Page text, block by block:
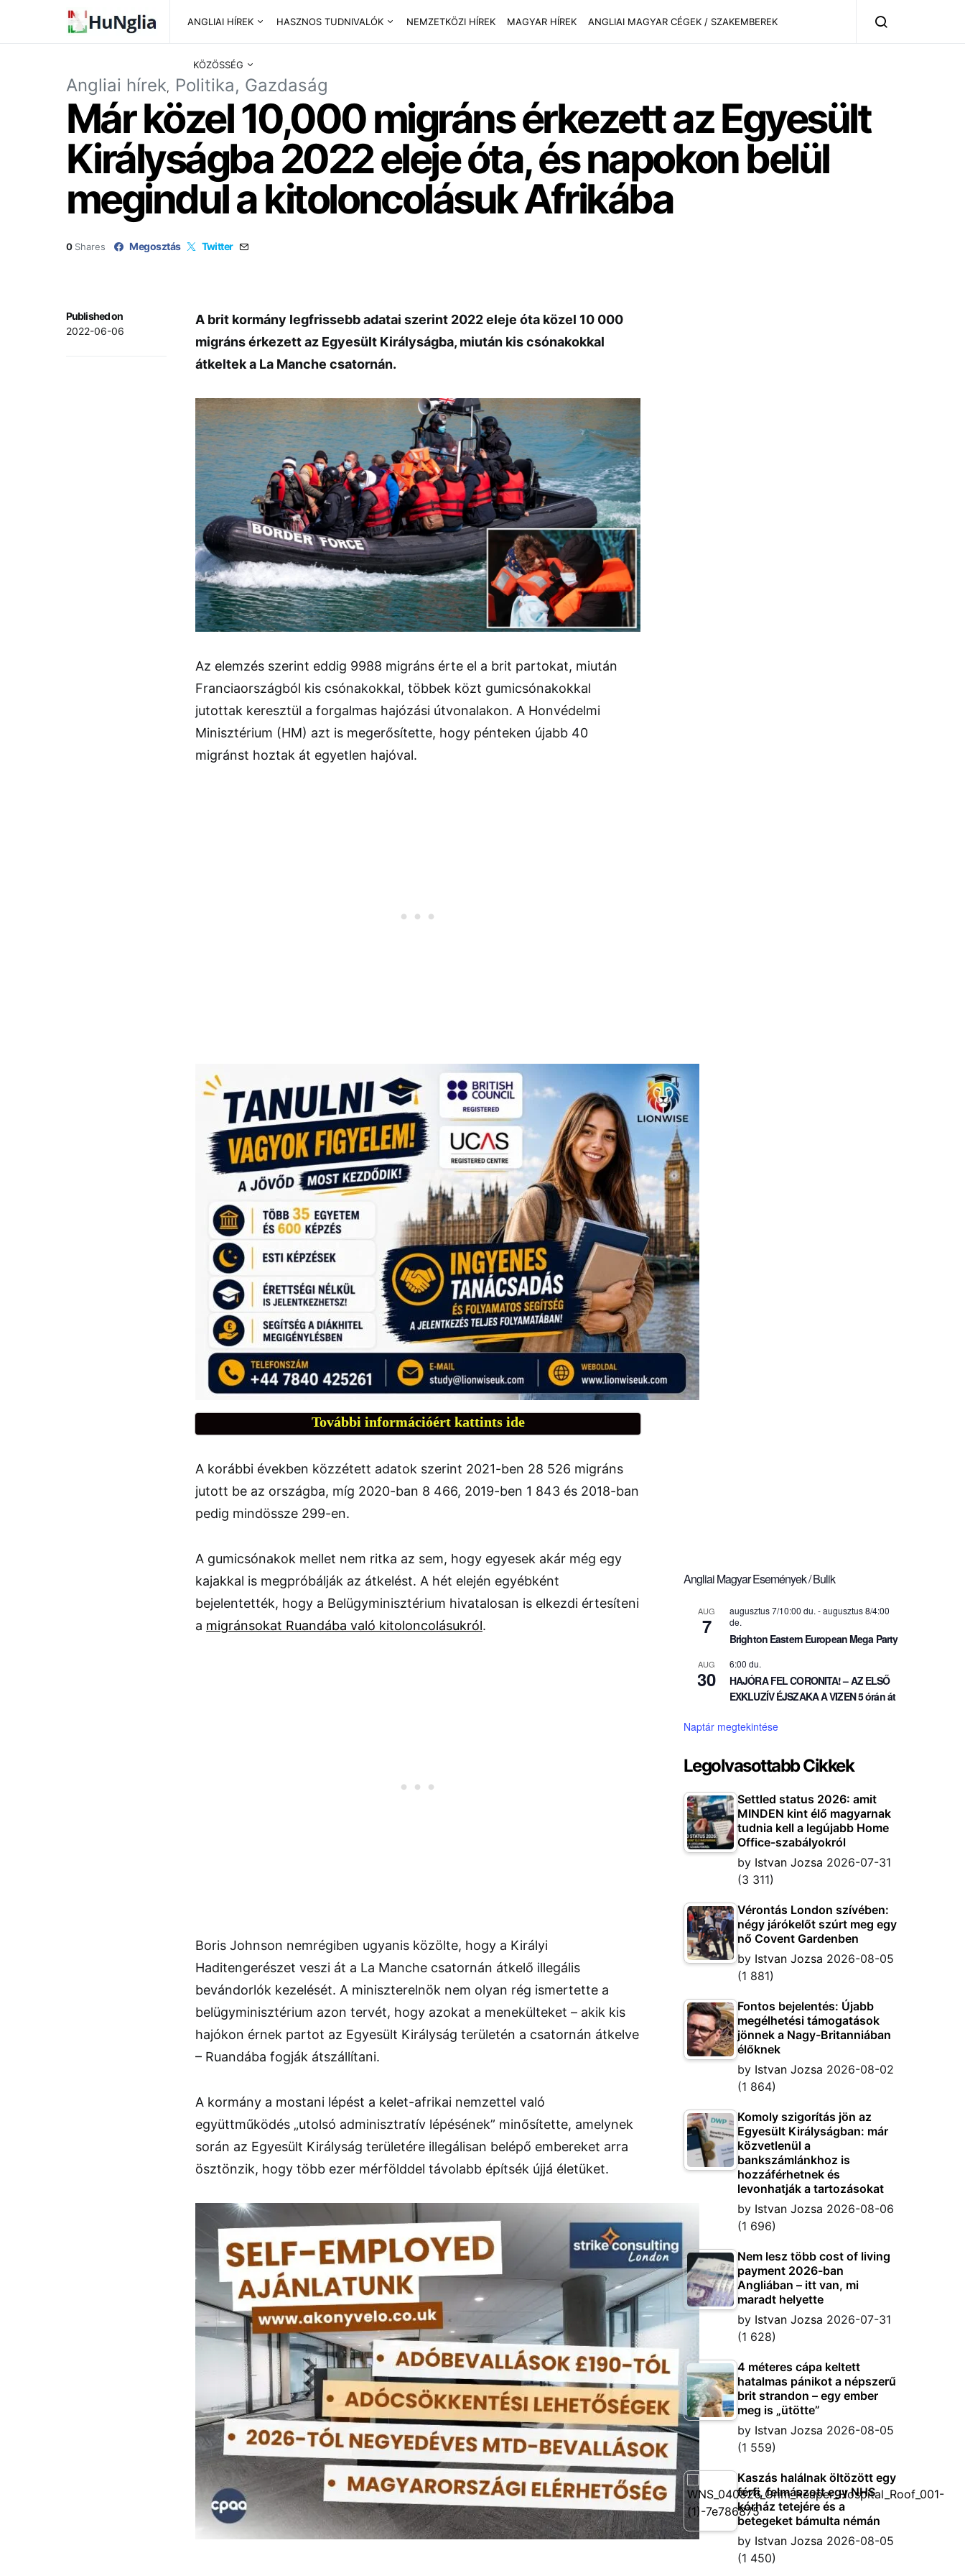
ANGLIAI HÍREK HASZNOS TUDNIVALÓK NEMZETKÖZI HÍREK MAGYAR HÍREK ANGLIAI MAGYAR CÉGEK / SZAKEMBEREK
KÖZÖSSÉG
Angliai hírek Politika, Gazdaság
Már közel 10,000 migráns érkezett az Egyesült
Királyságba 2022 eleje óta, és napokon belül
megindul a kitoloncolásuk Afrikába
0 Shares Megosztás Twitter
Published on
2022-06-06
A brit kormány legfrissebb adatai szerint 2022 eleje óta közel 10 000
migráns érkezett az Egyesült Királyságba, miután kis csónakokkal
átkeltek a La Manche csatornán.
Az elemzés szerint eddig 9988 migráns érte el a brit partokat, miután
Franciaországból kis csónakokkal, többek közt gumicsónakokkal
jutottak keresztül a forgalmas hajózási útvonalakon. A Honvédelmi
Minisztérium (HM) azt is megerősítette, hogy pénteken újabb 40
migránst hoztak át egyetlen hajóval.
További információért kattints ide
A korábbi években közzétett adatok szerint 2021-ben 28 526 migráns
jutott be az országba, míg 2020-ban 8 466, 2019-ben 1 843 és 2018-ban
pedig mindössze 299-en.
A gumicsónakok mellet nem ritka az sem, hogy egyesek akár még egy
kajakkal is megpróbálják az átkelést. A hét elején egyébként
bejelentették, hogy a Belügyminisztérium hivatalosan is elkezdi értesíteni
a migránsokat Ruandába való kitoloncolásukról.
Boris Johnson nemrégiben ugyanis közölte, hogy a Királyi
Haditengerészet veszi át a La Manche csatornán átkelő illegális
bevándorlók kezelését. A miniszterelnök nem olyan rég ismertette a
belügyminisztérium azon tervét, hogy azokat a menekülteket – akik kis
hajókon érnek partot az Egyesült Királyság területén a csatornán átkelve
– Ruandába fogják átszállítani.
A kormány a mostani lépést a kelet-afrikai nemzettel való
együttműködés „utolsó adminisztratív lépésének” minősítette, amelynek
során az Egyesült Királyság területére illegálisan belépő embereket arra
ösztönzik, hogy több ezer mérfölddel távolabb építsék újjá életüket.
Angliai Magyar Események / Bulik
AUG
7
augusztus 7/10:00 du. -augusztus 8/4:00
de.
Brighton Eastern European Mega Party
AUG
30
6:00 du.
HAJÓRA FEL CORONITA! – AZ ELSŐ
EXKLUZÍV ÉJSZAKA A VIZEN 5 órán át
Naptár megtekintése
Legolvasottabb Cikkek
Settled status 2026: amit
MINDEN kint élő magyarnak
tudnia kell a legújabb Home
Office-szabályokról
by Istvan Jozsa 2026-07-31
(3 311)
Vérontás London szívében:
négy járókelőt szúrt meg egy
nő Covent Gardenben
by Istvan Jozsa 2026-08-05
(1 881)
Fontos bejelentés: Újabb
megélhetési támogatások
jönnek a Nagy-Britanniában
élőknek
by Istvan Jozsa 2026-08-02
(1 864)
Komoly szigorítás jön az
Egyesült Királyságban: már
közvetlenül a
bankszámlánkhoz is
hozzáférhetnek és
levonhatják a tartozásokat
by Istvan Jozsa 2026-08-06
(1 696)
Nem lesz több cost of living
payment 2026-ban
Angliában – itt van, mi
maradt helyette
by Istvan Jozsa 2026-07-31
(1 628)
4 méteres cápa keltett
hatalmas pánikot a népszerű
brit strandon – egy ember
meg is „ütötte”
by Istvan Jozsa 2026-08-05
(1 559)
Kaszás halálnak öltözött egy
férfi, felmászott egy NHS
kórház tetejére és a
betegeket bámulta némán
by Istvan Jozsa 2026-08-05
(1 450)